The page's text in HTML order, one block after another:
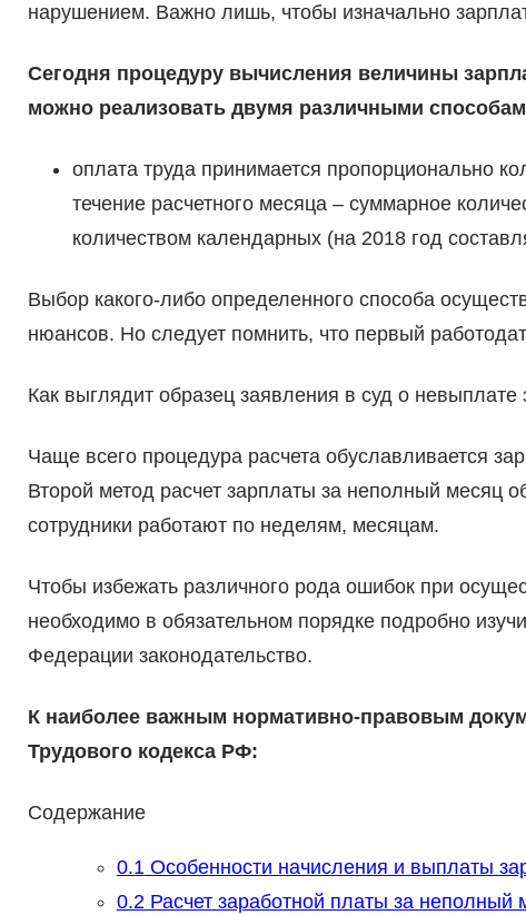
нарушением. Важно лишь, чтобы изначально
Сегодня процедуру вычисления величины
можно реализовать двумя различными
оплата труда принимается пропорционально
течение расчетного месяца – суммарное
количеством календарных (на 2018 год
Выбор какого-либо определенного способа
нюансов. Но следует помнить, что первый
Как выглядит образец заявления в суд о невыплате
Чаще всего процедура расчета обуславливается
Второй метод расчет зарплаты за неполный месяц
сотрудники работают по неделям, месяцам.
Чтобы избежать различного рода ошибок при
необходимо в обязательном порядке подробно
Федерации законодательство.
К наиболее важным нормативно-правовым
Трудового кодекса РФ:
Содержание
0.1Особенности начисления и выплаты
0.2Расчет заработной платы за неполный